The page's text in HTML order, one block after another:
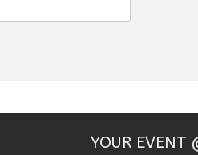
YOUR EVENT